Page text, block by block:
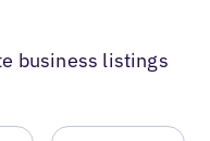
business listings